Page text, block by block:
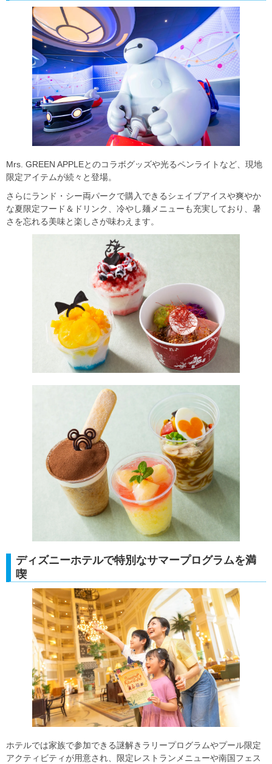
Mrs. GREEN APPLEとのコラボグッズや光るペンライトなど、現地
限定アイテムが続々と登場。
さらにランド・シー両パークで購入できるシェイブアイスや爽やか
な夏限定フード＆ドリンク、冷やし麺メニューも充実しており、暑
さを忘れる美味と楽しさが味わえます。
ディズニーホテルで特別なサマープログラムを満
喫
ホテルでは家族で参加できる謎解きラリープログラムやプール限定
アクティビティが用意され、限定レストランメニューや南国フェス